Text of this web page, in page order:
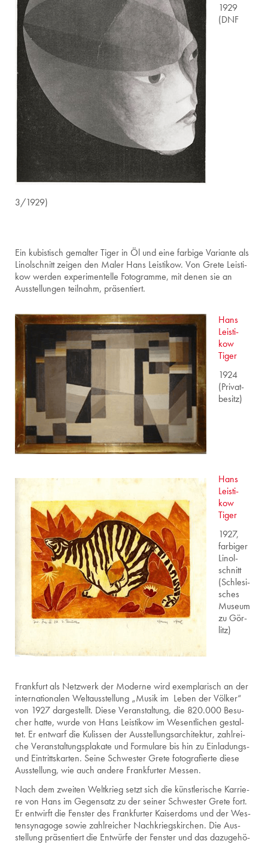
1929
(DNF
3/1929)
Ein ku­bis­tisch ge­mal­ter Tiger in Öl und eine far­bi­ge Va­ri­an­te als
Lin­ol­schnitt zei­gen den Maler Hans Leis­ti­kow. Von Grete Leis­ti­
kow wer­den ex­pe­ri­men­tel­le Fo­to­gram­me, mit denen sie an
Aus­stel­lun­gen teil­nahm, prä­sen­tiert.
Hans
Leis­ti­
kow
Tiger
1924
(Pri­vat­
be­sitz)
Hans
Leis­ti­
kow
Tiger
1927,
far­bi­ger
Lin­ol­
schnitt
(Schle­si­
sches
Mu­se­um
zu Gör­
litz)
Frank­furt als Netz­werk der Mo­der­ne wird ex­em­pla­risch an der
in­ter­na­tio­na­len Welt­aus­stel­lung „Musik im Leben der Völ­ker“
von 1927 dar­ge­stellt. Diese Ver­an­stal­tung, die 820.000 Be­su­
cher hatte, wurde von Hans Leis­ti­kow im We­sent­li­chen ge­stal­
tet. Er ent­warf die Ku­lis­sen der Aus­stel­lungs­ar­chi­tek­tur, zahl­rei­
che Ver­an­stal­tungs­pla­ka­te und For­mu­la­re bis hin zu Ein­la­dungs-
und Ein­tritts­kar­ten. Seine Schwes­ter Grete fo­to­gra­fier­te diese
Aus­stel­lung, wie auch an­de­re Frank­fur­ter Mes­sen.
Nach dem zwei­ten Welt­krieg setzt sich die künst­le­ri­sche Kar­rie­
re von Hans im Ge­gen­satz zu der sei­ner Schwes­ter Grete fort.
Er ent­wirft die Fens­ter des Frank­fur­ter Kai­ser­doms und der Wes­
ten­syn­ago­ge sowie zahl­rei­cher Nach­kriegs­kir­chen. Die Aus­
stel­lung prä­sen­tiert die Ent­wür­fe der Fens­ter und das da­zu­ge­hö­